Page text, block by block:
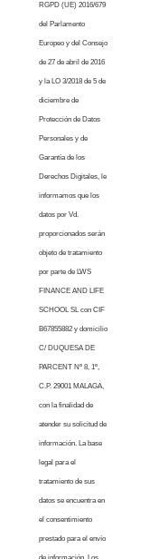
RGPD (UE) 2016/679
del Parlamento
Europeo y del Consejo
de 27 de abril de 2016
y la LO 3/2018 de 5 de
diciembre de
Protección de Datos
Personales y de
Garantía de los
Derechos Digitales, le
informamos que los
datos por Vd.
proporcionados serán
objeto de tratamiento
por parte de LWS
FINANCE AND LIFE
SCHOOL SL con CIF
B67855882 y domicilio
C/ DUQUESA DE
PARCENT Nº 8, 1º,
C.P. 29001 MALAGA,
con la finalidad de
atender su solicitud de
información. La base
legal para el
tratamiento de sus
datos se encuentra en
el consentimiento
prestado para el envío